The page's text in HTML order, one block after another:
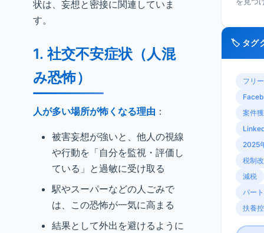
状は、妄想と密接に関連していま
す。
1. 社交不安症状（人混
み恐怖）
人が多い場所が怖くなる理由 ：
被害妄想が強いと、他人の視線
や行動を「自分を監視・評価し
ている」と過敏に受け取る
駅やスーパーなどの人ごみで
は、この恐怖が一気に高まる
結果として外出を避けるように
🏷️ タグ
フリ
案件
2025
税制
減税
パート
扶養